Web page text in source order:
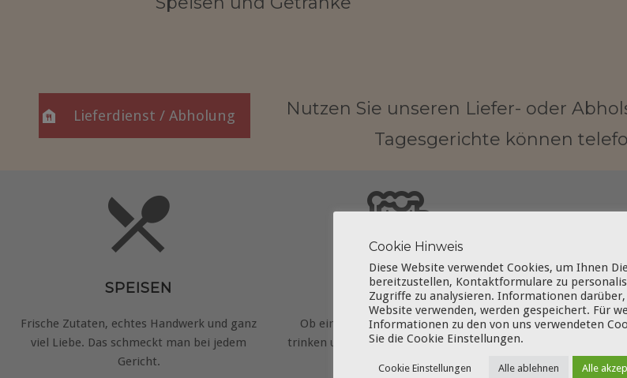
Lieferdienst / Abholung
Nutzen Sie unseren Liefer- oder
Tagesgerichte können
SPEISEN
Frische Zutaten, echtes Handwerk und ganz
viel Liebe. Das schmeckt man bei jedem
Gericht.
KEGELBAHN
Ob einmalig oder regelmäßig: Essen,
trinken und kegeln Sie auf einer unserer 3
Bahnen
Feiern für
Cookie Hinweis
Diese Website verwendet Cookies, um Ihnen
bereitzustellen, Kontaktformulare zu
Zugriffe zu analysieren. Informationen darüber,
Website verwenden, werden gespeichert. Für
Informationen zu den von uns verwendeten
Sie die Cookie Einstellungen.
Cookie Einstellungen Alle ablehnen Alle